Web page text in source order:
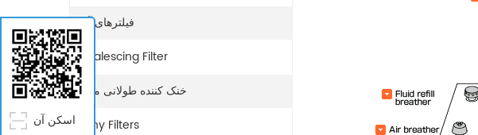
فیلترهای آب
Coalescing Filter
خنک کننده طولانی مدت
Sany Filters
اسکن آن